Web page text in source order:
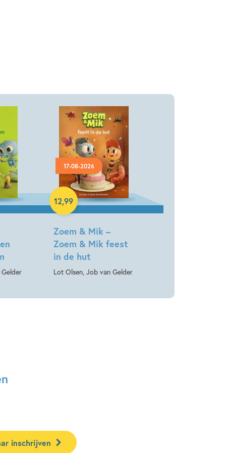
17-08-2026
Zoem & Mik –
Zoem & Mik feest
in de hut
Lot Olsen, Job van Gelder
12,99
Hardcover
inschrijven